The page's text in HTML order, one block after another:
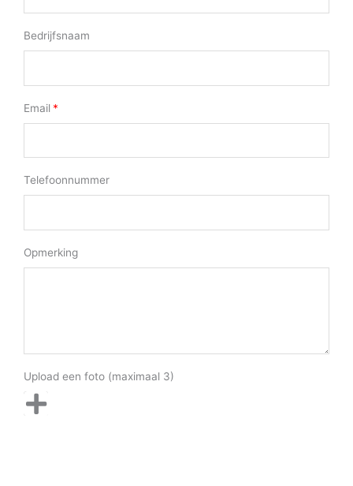
Bedrijfsnaam
Email
Telefoonnummer
Opmerking
Upload een foto (maximaal 3)